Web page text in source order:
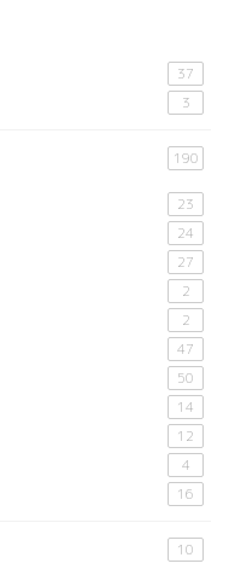
37
3
190
23
24
27
2
2
47
50
14
12
4
16
10